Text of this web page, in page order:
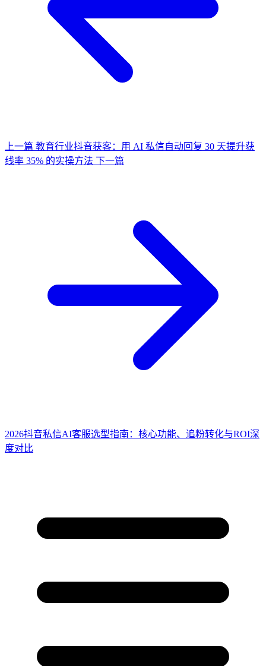
上一篇 教育行业抖音获客：用 AI 私信自动回复 30 天提升获
线率 35% 的实操方法 下一篇
2026抖音私信AI客服选型指南：核心功能、追粉转化与ROI深
度对比